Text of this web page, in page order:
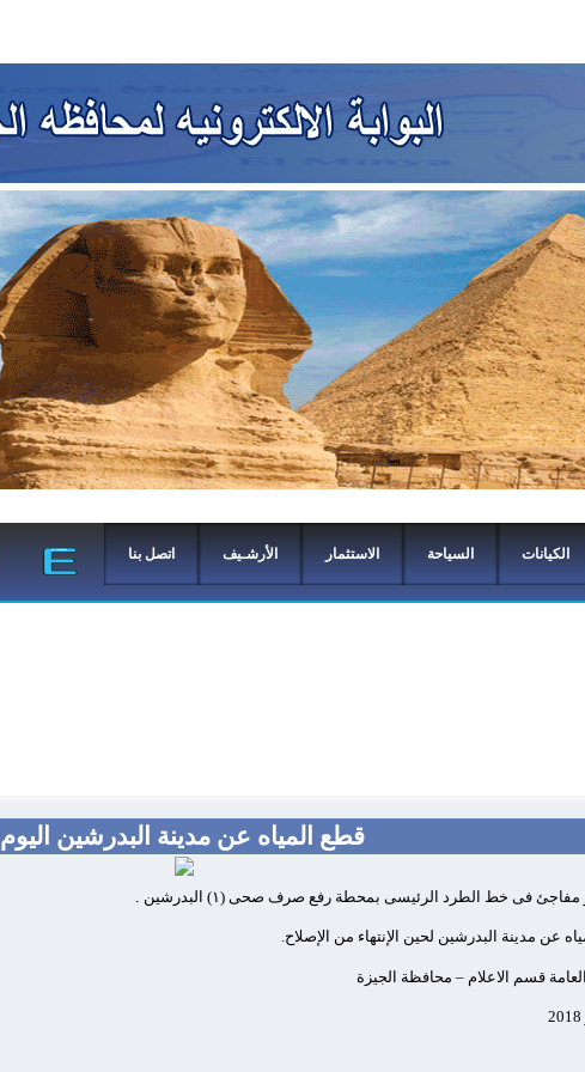
الكيانات السياحة الاستثمار الأرشـيف اتصل بنا
قطع المياه عن مدينة البدرشين اليوم
مفاجئ فى خط الطرد الرئيسى بمحطة رفع صرف صحى (١) البدرشين .
عن مدينة البدرشين لحين الإنتهاء من الإصلاح.
العامة قسم الاعلام – محافظة الجيزة